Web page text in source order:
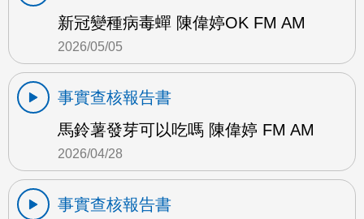
新冠變種病毒蟬 陳偉婷OK FM AM
2026/05/05
事實查核報告書
馬鈴薯發芽可以吃嗎 陳偉婷 FM AM
2026/04/28
事實查核報告書